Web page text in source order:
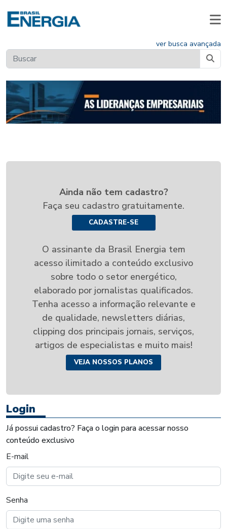
ver busca avançada
Login
Já possui cadastro? Faça o login para acessar nosso
conteúdo exclusivo
E-mail
Senha
Ainda não tem cadastro?
Faça seu cadastro gratuitamente.
CADASTRE-SE
O assinante da Brasil Energia tem
acesso ilimitado a conteúdo exclusivo
sobre todo o setor energético,
elaborado por jornalistas qualificados.
Tenha acesso a informação relevante e
de qualidade, newsletters diárias,
clipping dos principais jornais, serviços,
artigos de especialistas e muito mais!
VEJA NOSSOS PLANOS